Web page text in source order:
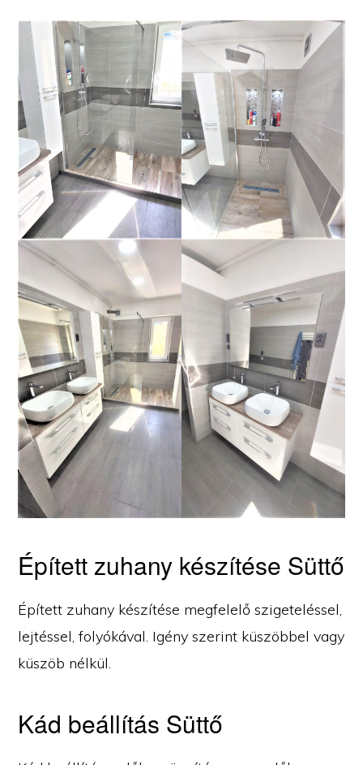
Épített zuhany készítése Süttő
Épített zuhany készítése megfelelő szigeteléssel,
lejtéssel, folyókával. Igény szerint küszöbbel vagy
küszöb nélkül.
Kád beállítás Süttő